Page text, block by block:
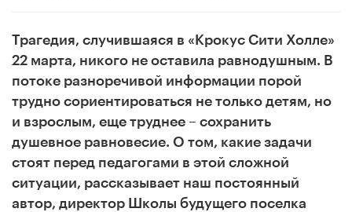
Трагедия, случившаяся в «Крокус Сити Холле»
22 марта, никого не оставила равнодушным. В
потоке разноречивой информации порой
трудно сориентироваться не только детям, но
и взрослым, еще труднее – сохранить
душевное равновесие. О том, какие задачи
стоят перед педагогами в этой сложной
ситуации, рассказывает наш постоянный
автор, директор Школы будущего поселка